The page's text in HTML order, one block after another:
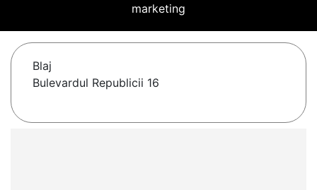
marketing
Blaj
Bulevardul Republicii 16